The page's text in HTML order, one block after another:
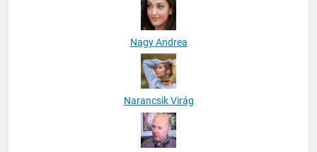
Nagy Andrea
Narancsik Virág